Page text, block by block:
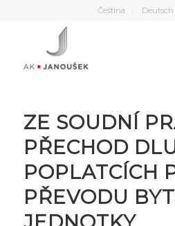
Čeština Deutsch
ZE SOUDNÍ
PŘECHOD
POPLATCÍCH
PŘEVODU